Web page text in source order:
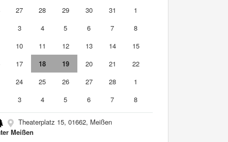
27 28 29 30 31
1
3 4 5 6 7
8
10 11 12 13 14
15
17 18 19 20 21
22
24 25 26 27 28
1
3 4 5 6 7 8
Theaterplatz 15, 01662, Meißen
Meißen